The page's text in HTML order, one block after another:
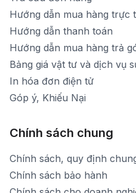
Hướng dẫn mua hàng trực
Hướng dẫn thanh toán
Hướng dẫn mua hàng trả
Bảng giá vật tư và dịch vụ
In hóa đơn điện tử
Góp ý, Khiếu Nại
Chính sách chung
Chính sách, quy định
Chính sách bảo hành